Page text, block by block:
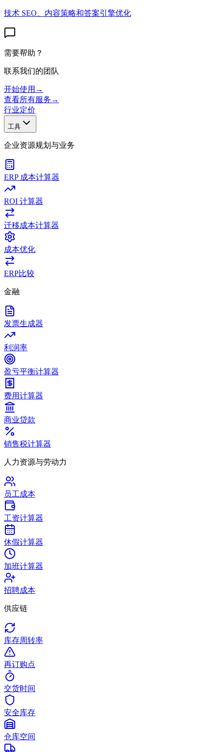
技术 SEO、内容策略和答案引擎优化
需要帮助？
联系我们的团队
开始使用 →
查看所有服务 →
行业定价
工具
企业资源规划与业务
ERP 成本计算器
ROI 计算器
迁移成本计算器
成本优化
ERP比较
金融
发票生成器
利润率
盈亏平衡计算器
费用计算器
商业贷款
销售税计算器
人力资源与劳动力
员工成本
工资计算器
休假计算器
加班计算器
招聘成本
供应链
库存周转率
再订购点
交货时间
安全库存
仓库空间